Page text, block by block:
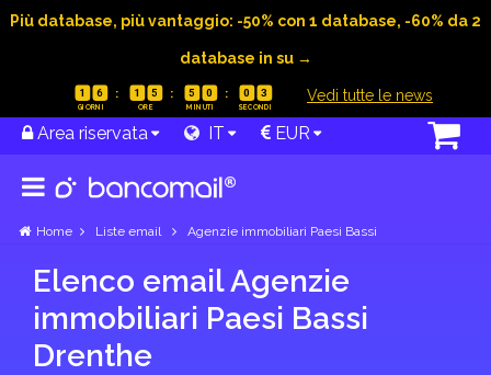
Più database, più vantaggio: -50% con 1 database, -60% da 2
database in su →
1 6 1 5 5 0 0 3 Vedi tutte le news
Area riservata IT EUR
Home Liste email Agenzie immobiliari Paesi Bassi
Elenco email Agenzie
immobiliari Paesi Bassi
Drenthe